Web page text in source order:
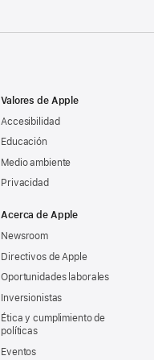
Valores de Apple
Accesibilidad
Educación
Medio ambiente
Privacidad
Acerca de Apple
Newsroom
Directivos de Apple
Oportunidades laborales
Inversionistas
Ética y cumplimiento de
políticas
Eventos